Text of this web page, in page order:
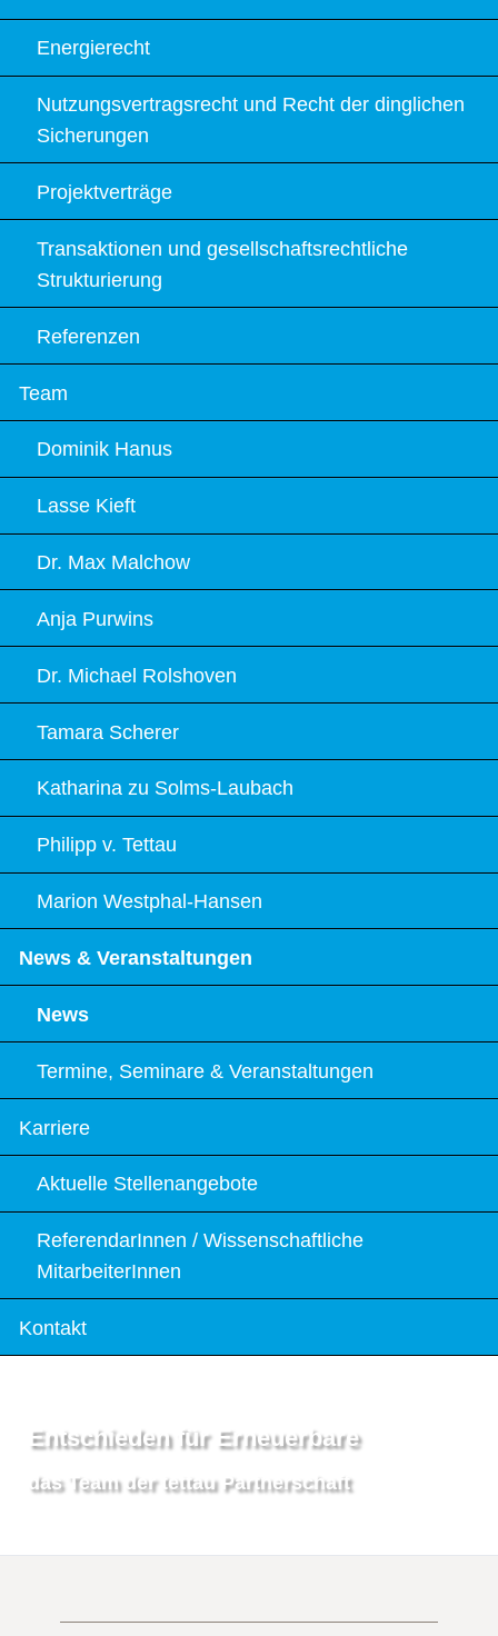
Energierecht
Nutzungsvertragsrecht und Recht der dinglichen
Sicherungen
Projektverträge
Transaktionen und gesellschaftsrechtliche
Strukturierung
Referenzen
Team
Dominik Hanus
Lasse Kieft
Dr. Max Malchow
Anja Purwins
Dr. Michael Rolshoven
Tamara Scherer
Katharina zu Solms-Laubach
Philipp v. Tettau
Marion Westphal-Hansen
News & Veranstaltungen
News
Termine, Seminare & Veranstaltungen
Karriere
Aktuelle Stellenangebote
ReferendarInnen / Wissenschaftliche
MitarbeiterInnen
Kontakt
Entschieden für Erneuerbare
das Team der tettau Partnerschaft